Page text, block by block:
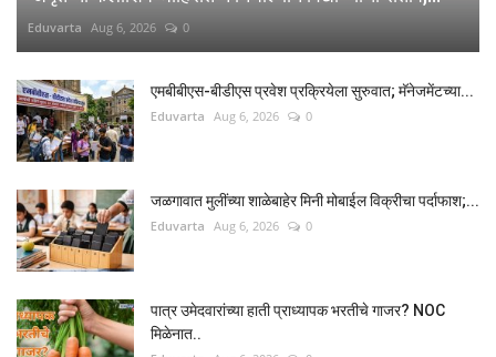
Eduvarta Aug 6, 2026 0
एमबीबीएस-बीडीएस प्रवेश प्रक्रियेला सुरुवात; मॅनेजमेंटच्या...
Eduvarta Aug 6, 2026 0
जळगावात मुलींच्या शाळेबाहेर मिनी मोबाईल विक्रीचा पर्दाफाश;...
Eduvarta Aug 6, 2026 0
पात्र उमेदवारांच्या हाती प्राध्यापक भरतीचे गाजर? NOC
मिळेनात..